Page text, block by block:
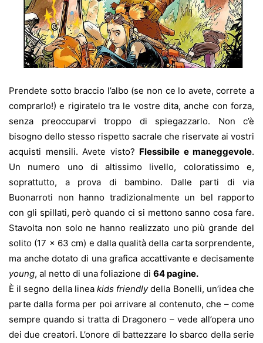
Prendete sotto braccio l’albo (se non ce lo avete, correte a
comprarlo!) e rigiratelo tra le vostre dita, anche con forza,
senza preoccuparvi troppo di spiegazzarlo. Non c’è
bisogno dello stesso rispetto sacrale che riservate ai vostri
acquisti mensili. Avete visto? Flessibile e maneggevole.
Un numero uno di altissimo livello, coloratissimo e,
soprattutto, a prova di bambino. Dalle parti di via
Buonarroti non hanno tradizionalmente un bel rapporto
con gli spillati, però quando ci si mettono sanno cosa fare.
Stavolta non solo ne hanno realizzato uno più grande del
solito (17 x 63 cm) e dalla qualità della carta sorprendente,
ma anche dotato di una grafica accattivante e decisamente
young, al netto di una foliazione di 64 pagine.
È il segno della linea kids friendlydella Bonelli, un’idea che
parte dalla forma per poi arrivare al contenuto, che – come
sempre quando si tratta di Dragonero – vede all’opera uno
dei due creatori. L’onore di battezzare lo sbarco della serie